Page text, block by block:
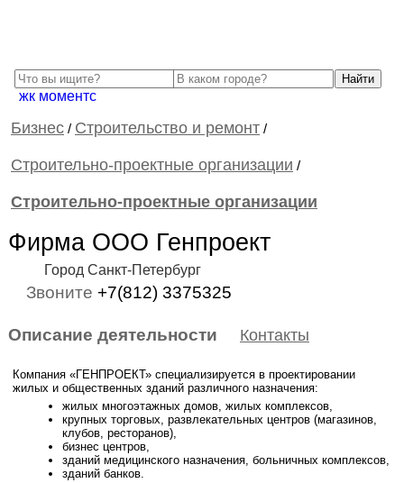
жк моментс
Бизнес / Строительство и ремонт /
Строительно-проектные организации /
Строительно-проектные организации
Фирма ООО Генпроект
Город Санкт-Петербург
Звоните +7(812) 3375325
Описание деятельности Контакты
Компания «ГЕНПРОЕКТ» специализируется в проектировании
жилых и общественных зданий различного назначения:
жилых многоэтажных домов, жилых комплексов,
крупных торговых, развлекательных центров (магазинов,
клубов, ресторанов),
бизнес центров,
зданий медицинского назначения, больничных комплексов,
зданий банков.